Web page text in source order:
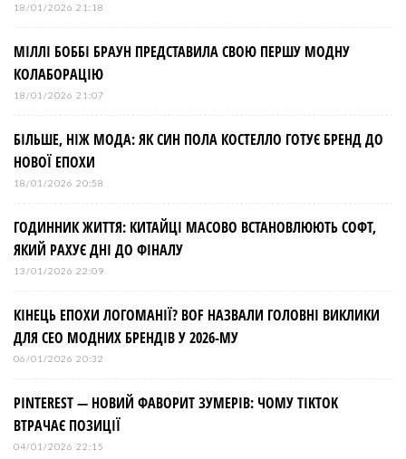
18/01/2026 21:18
МІЛЛІ БОББІ БРАУН ПРЕДСТАВИЛА СВОЮ ПЕРШУ МОДНУ
КОЛАБОРАЦІЮ
18/01/2026 21:07
БІЛЬШЕ, НІЖ МОДА: ЯК СИН ПОЛА КОСТЕЛЛО ГОТУЄ БРЕНД ДО
НОВОЇ ЕПОХИ
18/01/2026 20:58
ГОДИННИК ЖИТТЯ: КИТАЙЦІ МАСОВО ВСТАНОВЛЮЮТЬ СОФТ,
ЯКИЙ РАХУЄ ДНІ ДО ФІНАЛУ
13/01/2026 22:09
КІНЕЦЬ ЕПОХИ ЛОГОМАНІЇ? BOF НАЗВАЛИ ГОЛОВНІ ВИКЛИКИ
ДЛЯ СЕО МОДНИХ БРЕНДІВ У 2026-МУ
06/01/2026 20:32
PINTEREST — НОВИЙ ФАВОРИТ ЗУМЕРІВ: ЧОМУ TIKTOK
ВТРАЧАЄ ПОЗИЦІЇ
04/01/2026 22:15